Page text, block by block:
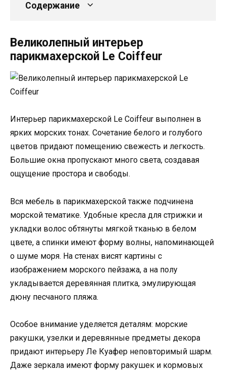
Содержание
Великолепный интерьер
парикмахерской Le Coiffeur
Интерьер парикмахерской Le Coiffeur выполнен в
ярких морских тонах. Сочетание белого и голубого
цветов придают помещению свежесть и легкость.
Большие окна пропускают много света, создавая
ощущение простора и свободы.
Вся мебель в парикмахерской также подчинена
морской тематике. Удобные кресла для стрижки и
укладки волос обтянуты мягкой тканью в белом
цвете, а спинки имеют форму волны, напоминающей
о шуме моря. На стенах висят картины с
изображением морского пейзажа, а на полу
укладывается деревянная плитка, эмулирующая
дюну песчаного пляжа.
Особое внимание уделяется деталям: морские
ракушки, узелки и деревянные предметы декора
придают интерьеру Ле Куафер неповторимый шарм.
Даже зеркала имеют форму ракушек и кормовых